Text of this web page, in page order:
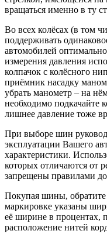
вращаться именно в ту
Во всех колёсах (в том
поддерживать
автомобилей
измерения давления
колпачок с колёсного
приёмник насадку
убрать манометр – на
необходимо подкачайте
лишнее давление тоже
При выборе шин
эксплуатации Вашего
характеристики.
которых отличаются от
запрещены правилами
Покупая шины,
маркировке указаны
её ширине в процентах,
расположение нитей